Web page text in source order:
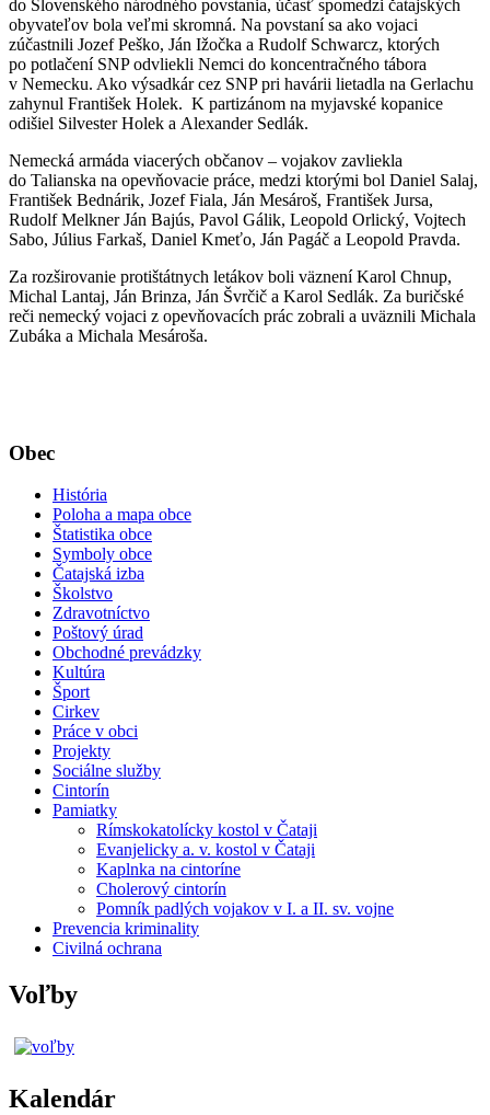
do Slovenského národného povstania, účasť spomedzi čatajských
obyvateľov bola veľmi skromná. Na povstaní sa ako vojaci
zúčastnili Jozef Peško, Ján Ižočka a Rudolf Schwarcz, ktorých
po potlačení SNP odvliekli Nemci do koncentračného tábora
v Nemecku. Ako výsadkár cez SNP pri havárii lietadla na Gerlachu
zahynul František Holek. K partizánom na myjavské kopanice
odišiel Silvester Holek a Alexander Sedlák.
Nemecká armáda viacerých občanov – vojakov zavliekla
do Talianska na opevňovacie práce, medzi ktorými bol Daniel Salaj,
František Bednárik, Jozef Fiala, Ján Mesároš, František Jursa,
Rudolf Melkner Ján Bajús, Pavol Gálik, Leopold Orlický, Vojtech
Sabo, Július Farkaš, Daniel Kmeťo, Ján Pagáč a Leopold Pravda.
Za rozširovanie protištátnych letákov boli väznení Karol Chnup,
Michal Lantaj, Ján Brinza, Ján Švrčič a Karol Sedlák. Za buričské
reči nemecký vojaci z opevňovacích prác zobrali a uväznili Michala
Zubáka a Michala Mesároša.
Obec
História
Poloha a mapa obce
Štatistika obce
Symboly obce
Čatajská izba
Školstvo
Zdravotníctvo
Poštový úrad
Obchodné prevádzky
Kultúra
Šport
Cirkev
Práce v obci
Projekty
Sociálne služby
Cintorín
Pamiatky
Rímskokatolícky kostol v Čataji
Evanjelicky a. v. kostol v Čataji
Kaplnka na cintoríne
Cholerový cintorín
Pomník padlých vojakov v I. a II. sv. vojne
Prevencia kriminality
Civilná ochrana
Voľby
Kalendár